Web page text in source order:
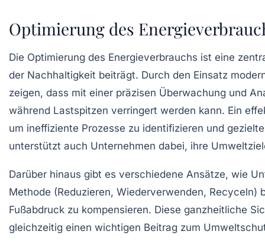
Optimierung des
Die Optimierung des Energieverbrauchs ist eine
der Nachhaltigkeit beiträgt. Durch den Einsatz
zeigen, dass mit einer präzisen Überwachung und
während Lastspitzen verringert werden kann. Ein
um ineffiziente Prozesse zu identifizieren und
unterstützt auch Unternehmen dabei, ihre
Darüber hinaus gibt es verschiedene Ansätze, wie
Methode (Reduzieren, Wiederverwenden,
Fußabdruck zu kompensieren. Diese ganzheitliche
gleichzeitig einen wichtigen Beitrag zum